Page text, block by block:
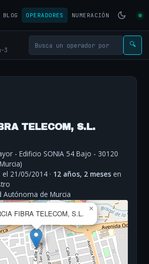
BLOG OPERADORES NUMERACIÓN
3
🔍
TELECOM, S.L.
- Edificio SONIA 54 Bajo - 30120
el 21/05/2014 · 12 años, 2 meses en
Autónoma de Murcia
FIBRA TELECOM, S.L.
×